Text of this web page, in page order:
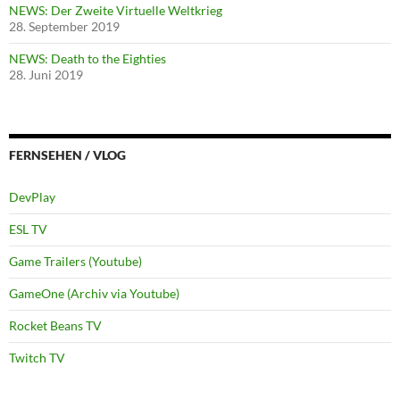
NEWS: Der Zweite Virtuelle Weltkrieg
28. September 2019
NEWS: Death to the Eighties
28. Juni 2019
FERNSEHEN / VLOG
DevPlay
ESL TV
Game Trailers (Youtube)
GameOne (Archiv via Youtube)
Rocket Beans TV
Twitch TV